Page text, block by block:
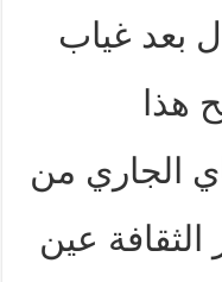
بعد غياب
هذا
يوم 28 ماي الجاري من
الثقافة عين